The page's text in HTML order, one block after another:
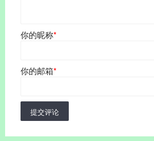
你的昵称*
你的邮箱*
提交评论